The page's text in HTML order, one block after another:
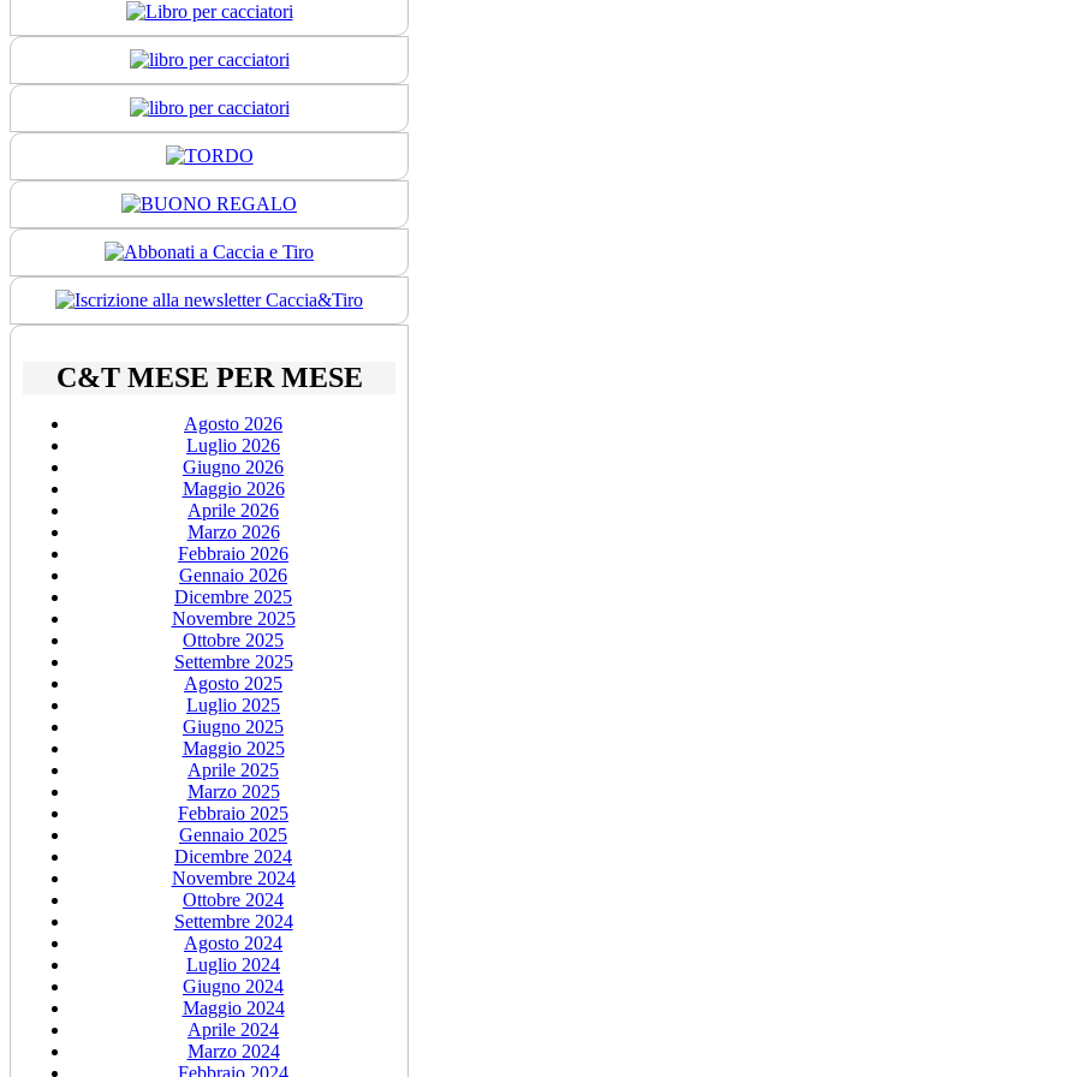
C&T MESE PER MESE
Agosto 2026
Luglio 2026
Giugno 2026
Maggio 2026
Aprile 2026
Marzo 2026
Febbraio 2026
Gennaio 2026
Dicembre 2025
Novembre 2025
Ottobre 2025
Settembre 2025
Agosto 2025
Luglio 2025
Giugno 2025
Maggio 2025
Aprile 2025
Marzo 2025
Febbraio 2025
Gennaio 2025
Dicembre 2024
Novembre 2024
Ottobre 2024
Settembre 2024
Agosto 2024
Luglio 2024
Giugno 2024
Maggio 2024
Aprile 2024
Marzo 2024
Febbraio 2024